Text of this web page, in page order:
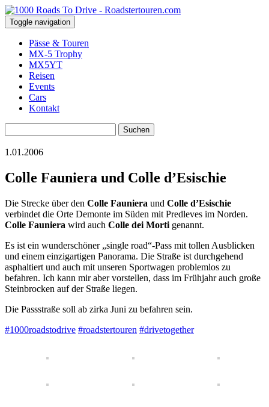
Toggle navigation
Pässe & Touren
MX-5 Trophy
MX5YT
Reisen
Events
Cars
Kontakt
nach:
1.01.2006
Colle Fauniera und Colle d’Esischie
Die Strecke über den Colle Fauniera und Colle d’Esischie
verbindet die Orte Demonte im Süden mit Predleves im Norden.
Colle Fauniera wird auch Colle dei Morti genannt.
Es ist ein wunderschöner „single road“-Pass mit tollen Ausblicken
und einem einzigartigen Panorama. Die Straße ist durchgehend
asphaltiert und auch mit unseren Sportwagen problemlos zu
befahren. Ich kann mir aber vorstellen, dass im Frühjahr auch große
Steinbrocken auf der Straße liegen.
Die Passstraße soll ab zirka Juni zu befahren sein.
#1000roadstodrive #roadstertouren #drivetogether